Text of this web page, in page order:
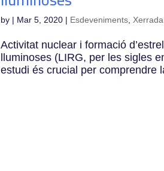
by | Mar 5, 2020 | Esdeveniments Xerrada
Activitat nuclear i formació
lluminoses (LIRG, per les sigles
estudi és crucial per comprendre